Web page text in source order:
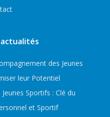
des Jeunes
leur Potentiel
Sportifs : Clé du
et Sportif